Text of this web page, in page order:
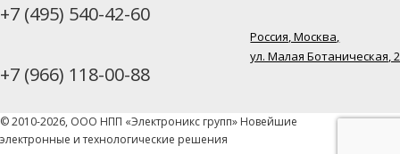
+7 (495) 540-42-60
+7 (966) 118-00-88
Россия, Москва,
ул. Малая Ботаническая,
© 2010-2026, ООО НПП «Электроникс групп» Новейшие
электронные и технологические решения